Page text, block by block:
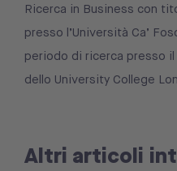
Ricerca in Business con
presso l’Università Ca’
periodo di ricerca presso
dello University College
Altri articoli